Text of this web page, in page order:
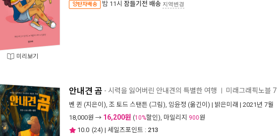
미리보기
양탄자배송 밤 11시 잠들기전 배송 지역변경
안내견 곰 - 시력을 잃어버린 안내견의 특별한 여행 미래그래픽노블 7
벤 퀸 (지은이), 조 토드 스탠튼 (그림), 임윤정 (옮긴이) | 밝은미래 | 2021년 7월
18,000원 → 16,200원 (10%할인), 마일리지 900원
10.0 (24) | 세일즈포인트 : 213